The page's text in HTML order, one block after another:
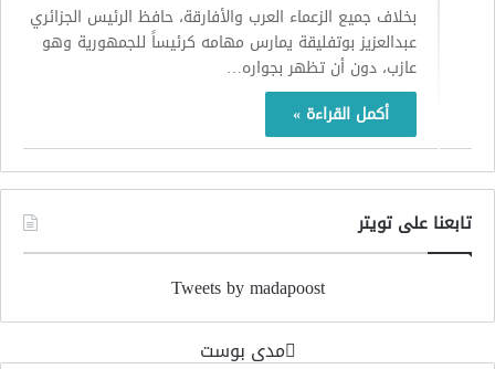
بخلاف جميع الزعماء العرب والأفارقة، حافظ الرئيس الجزائري
عبدالعزيز بوتفليقة يمارس مهامه كرئيساً للجمهورية وهو
عازب، دون أن تظهر بجواره…
أكمل القراءة »
تابعنا على تويتر
Tweets by madapoost
‏مدى بوست‏